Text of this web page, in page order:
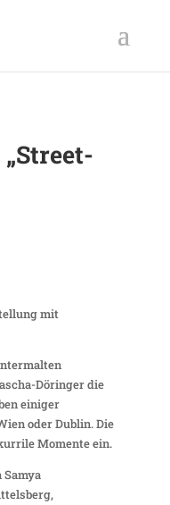
mit
Döringer die
einiger
oder Dublin. Die
Momente ein.